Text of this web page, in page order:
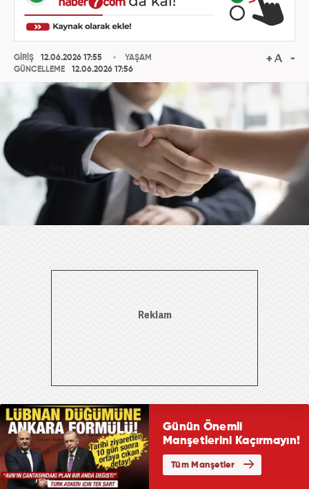
GİRİŞ
12.06.2026 17:55
GÜNCELLEME
12.06.2026 17:56
YAŞAM